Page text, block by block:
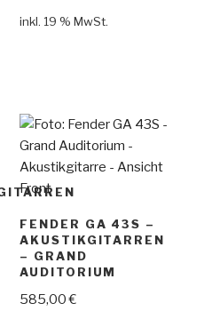
inkl. 19 % MwSt.
FENDER GA 43S –
AKUSTIKGITARREN
– GRAND
AUDITORIUM
585,00€